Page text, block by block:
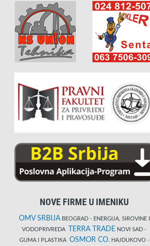
NOVE FIRME U IMENIKU
OMV SRBIJABEOGRAD - ENERGIJA, SIROVINE I
VODOPRIVREDA
TERRA TRADE NOVI SAD -
GUMA I PLASTIKA OSMOR CO.HAJDUKOVO -